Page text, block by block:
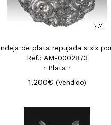
Ref.: AM-0002873
· Plata ·
1.200€(Vendido)